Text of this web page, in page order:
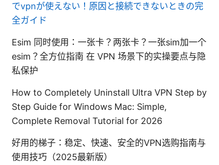
でvpnが使えない！原因と接続できないときの完
全ガイド
Esim 同时使用：一张卡？两张卡？一张sim加一个
esim？全方位指南 在 VPN 场景下的实操要点与隐
私保护
How to Completely Uninstall Ultra VPN Step by
Step Guide for Windows Mac: Simple,
Complete Removal Tutorial for 2026
好用的梯子：稳定、快速、安全的VPN选购指南与
使用技巧（2025最新版）